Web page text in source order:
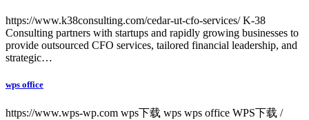
https://www.k38consulting.com/cedar-ut-cfo-services/ K-38
Consulting partners with startups and rapidly growing businesses to
provide outsourced CFO services, tailored financial leadership, and
strategic…
wps office
https://www.wps-wp.com wps下载 wps wps office WPS下载 /